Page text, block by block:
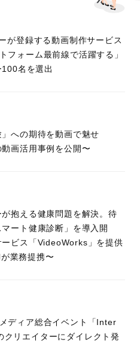
が登録する動画制作サービス
フォーム最前線で活躍する」
名を選出
への期待を動画で魅せ
画活用事例を公開〜
抱える健康問題を解決。待
ート健康診断」を導入開
ビス「VideoWorks」を提供
業務提携〜
ディア総合イベント「Inter
リエイターにダイレクト発